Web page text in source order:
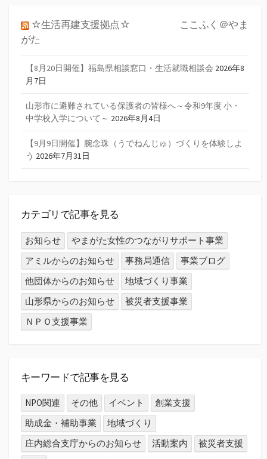
☆生活再建支援拠点☆ ここふく＠やま
がた
【8月20日開催】福島県相談窓口・生活就職相談会 2026年8
月7日
山形市に避難されている保護者の皆様へ～令和9年度 小・
中学校入学について～ 2026年8月4日
【9月9日開催】腕念珠（うでねんじゅ）づくりを体験しよ
う 2026年7月31日
カテゴリで記事を見る
お知らせ
やまがた女性のつながりサポート事業
アミルからのお知らせ
事務局通信
事業ブログ
他団体からのお知らせ
地域づくり事業
山形県からのお知らせ
被災者支援事業
ＮＰＯ支援事業
キーワードで記事を見る
NPO関連 その他 イベント
創業支援
助成金・補助事業
地域づくり
庄内総合支庁からのお知らせ
活動案内
被災者支援